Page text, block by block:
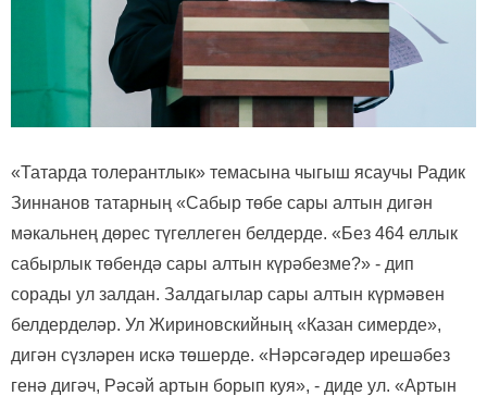
«Татарда толерантлык» темасына чыгыш ясаучы Радик
Зиннанов татарның «Сабыр төбе сары алтын дигән
мәкальнең дөрес түгеллеген белдерде. «Без 464 еллык
сабырлык төбендә сары алтын күрәбезме?» - дип
сорады ул залдан. Залдагылар сары алтын күрмәвен
белдерделәр. Ул Жириновскийның «Казан симерде»,
дигән сүзләрен искә төшерде. «Нәрсәгәдер ирешәбез
генә дигәч, Рәсәй артын борып куя», - диде ул. «Артын